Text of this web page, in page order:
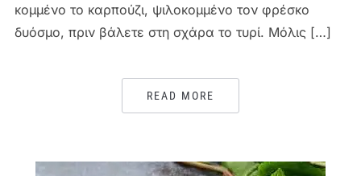
κομμένο το καρπούζι, ψιλοκομμένο τον φρέσκο
δυόσμο, πριν βάλετε στη σχάρα το τυρί. Μόλις […]
READ MORE